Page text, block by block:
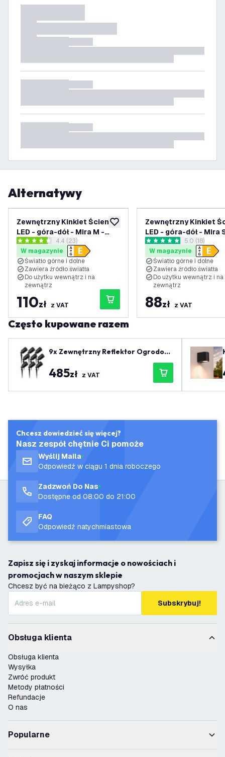
Alternatywy
dodaj do listy życzeń
Zewnętrzny Kinkiet Ścienny
LED - góra-dół - Mira M -
Czarny - 3000K - 11W - IP54
- wbudowany LED
otwórz panel recenzji
4.4 Gwiazdki oceny
4.4 (23)
W magazynie
Światło górne i dolne
Zawiera źródło światła
Do użytku wewnątrz i na
zewnątrz
110zł z VAT
Zewnętrzny Kinkiet
LED - góra-dół - Mira
Czarny - 3000K -
IP54 - wbudowany
otwórz
5 Gwiazdki oceny5.0 (18)
W magazynie
Światło górne i dolne
Zawiera źródło światła
Do użytku wewnątrz i na
zewnątrz
88zł z VAT
Często kupowane razem
9x Zewnętrzny Reflektor Ogrodow
y LED - Czarny - IP65 - Gniazdo GU
10 - Kabel zasilający 1 metr
485zł z VAT
Chcesz dowiedzieć się więcej?
Nasz zespół chętnie Ci pomoże
Wyślij Maila
Odpowiedź w ciągu 1 dnia roboczego
Zadzwoń Do Nas
Dostępne od 08:00 do 21:00
FAQ
Odpowiedź natychmiastowa
Zapisz się i zyskaj informacje o nowościach i
promocjach w naszym sklepie
Chcesz być na bieżąco z Lampyshop?
Subskrybuj!
Obsługa klienta
Obsługa klienta
Wysyłka
Zwróć produkt
Metody płatności
Refundacje
O nas
Popularne